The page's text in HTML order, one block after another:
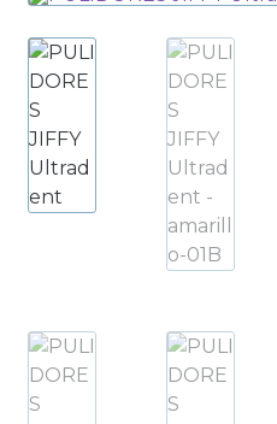
Procedimientos ▸
Desechables ▸
Productos Más
Productos
Nuevos